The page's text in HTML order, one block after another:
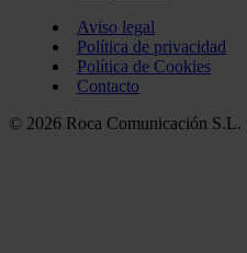
Aviso legal
Política de privacidad
Política de Cookies
Contacto
© 2026 Roca Comunicación S.L.